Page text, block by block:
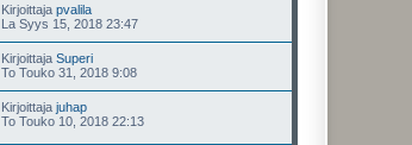
Kirjoittaja pvalila
La Syys 15, 2018 23:47
Kirjoittaja Superi
To Touko 31, 2018 9:08
Kirjoittaja juhap
To Touko 10, 2018 22:13